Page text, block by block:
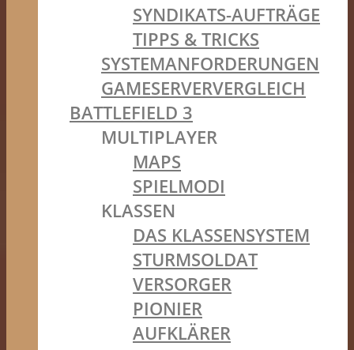
SYNDIKATS-AUFTRÄGE
TIPPS & TRICKS
SYSTEMANFORDERUNGEN
GAMESERVERVERGLEICH
BATTLEFIELD 3
MULTIPLAYER
MAPS
SPIELMODI
KLASSEN
DAS KLASSENSYSTEM
STURMSOLDAT
VERSORGER
PIONIER
AUFKLÄRER